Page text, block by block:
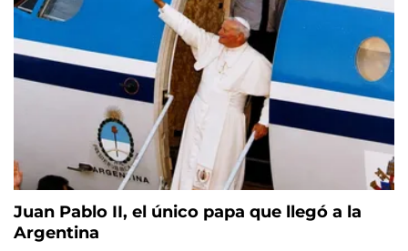
Juan Pablo II, el único papa que llegó a la
Argentina